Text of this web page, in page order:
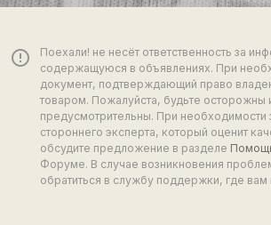
error_outline
Поехали! не несёт ответственность за
содержащуюся в объявлениях. При
документ, подтверждающий право
товаром. Пожалуйста, будьте осторожны
предусмотрительны. При необходимости
стороннего эксперта, который оценит
обсудите предложение в разделе
Форуме. В случае возникновения
обратиться в службу поддержки, где